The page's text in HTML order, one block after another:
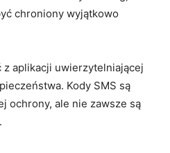
chroniony wyjątkowo
aplikacji uwierzytelniającej
Kody SMS są
ochrony, ale nie zawsze są